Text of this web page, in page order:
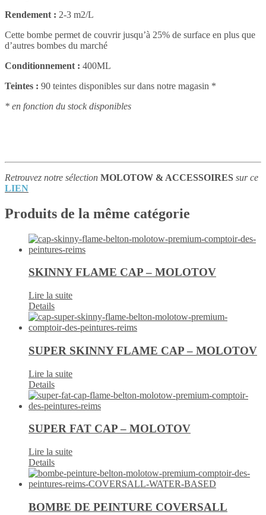
Rendement : 2-3 m2/L
Cette bombe permet de couvrir jusqu’à 25% de surface en plus que
d’autres bombes du marché
Conditionnement : 400ML
Teintes : 90 teintes disponibles sur dans notre magasin *
* en fonction du stock disponibles
Retrouvez notre sélection MOLOTOW & ACCESSOIRES sur ce
LIEN
Produits de la même catégorie
SKINNY FLAME CAP – MOLOTOV
Lire la suite
Details
SUPER SKINNY FLAME CAP – MOLOTOV
Lire la suite
Details
SUPER FAT CAP – MOLOTOV
Lire la suite
Details
BOMBE DE PEINTURE COVERSALL